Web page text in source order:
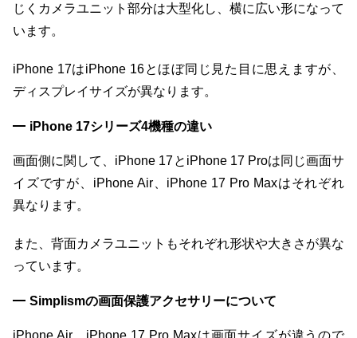
じくカメラユニット部分は大型化し、横に広い形になって
います。
iPhone 17はiPhone 16とほぼ同じ見た目に思えますが、
ディスプレイサイズが異なります。
iPhone 17シリーズ4機種の違い
画面側に関して、iPhone 17とiPhone 17 Proは同じ画面サ
イズですが、iPhone Air、iPhone 17 Pro Maxはそれぞれ
異なります。
また、背面カメラユニットもそれぞれ形状や大きさが異な
っています。
Simplismの画面保護アクセサリーについて
iPhone Air、iPhone 17 Pro Maxは画面サイズが違うので